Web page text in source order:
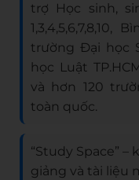
trợ Học sinh,
trường Đại học
học Luật
và hơn 120
toàn quốc.
“Study Space”
giảng và tài liệu